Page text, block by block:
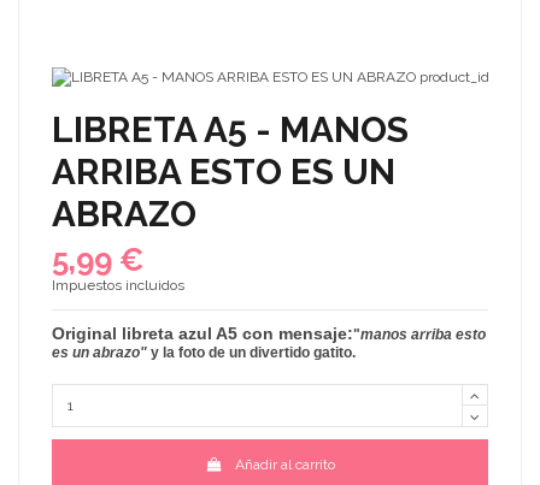
LIBRETA A5 - MANOS
ARRIBA ESTO ES UN
ABRAZO
5,99 €
Impuestos incluidos
Original libreta azul A5 con mensaje:"manos arriba esto
es un abrazo" y la foto de un divertido gatito.
Añadir al carrito